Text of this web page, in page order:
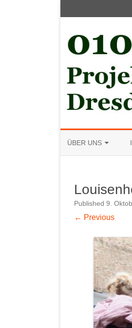
ÜBER UNS
Published 9.
← Previous